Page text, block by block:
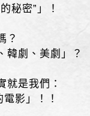
秘密”」！
？
韓劇、美劇」？
就是我們：
影」！！